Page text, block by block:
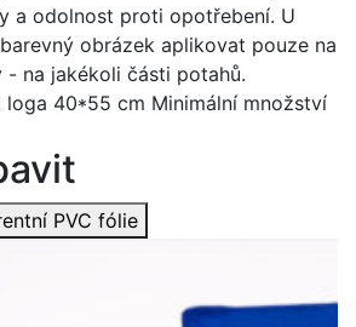
a odolnost proti opotřebení. U
obrázek aplikovat pouze na
na jakékoli části potahů.
loga 40*55 cm Minimální množství
PVC fólie